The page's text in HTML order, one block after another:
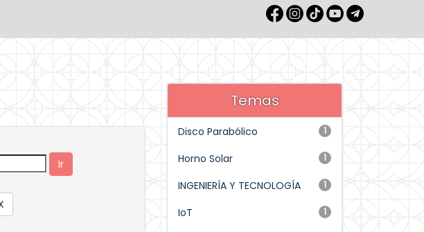
Temas
1
Disco Parabólico
1
Horno Solar
1
INGENIERÍA Y TECNOLOGÍA
1
IoT